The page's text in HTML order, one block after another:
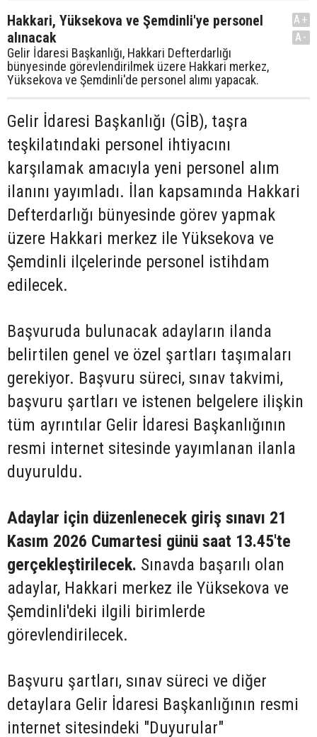
Hakkari, Yüksekova ve Şemdinli'ye personel
alınacak
Gelir İdaresi Başkanlığı, Hakkari Defterdarlığı
bünyesinde görevlendirilmek üzere Hakkari merkez,
Yüksekova ve Şemdinli'de personel alımı yapacak.
A+
A-
Gelir İdaresi Başkanlığı (GİB), taşra
teşkilatındaki personel ihtiyacını
karşılamak amacıyla yeni personel alım
ilanını yayımladı. İlan kapsamında Hakkari
Defterdarlığı bünyesinde görev yapmak
üzere Hakkari merkez ile Yüksekova ve
Şemdinli ilçelerinde personel istihdam
edilecek.
Başvuruda bulunacak adayların ilanda
belirtilen genel ve özel şartları taşımaları
gerekiyor. Başvuru süreci, sınav takvimi,
başvuru şartları ve istenen belgelere ilişkin
tüm ayrıntılar Gelir İdaresi Başkanlığının
resmi internet sitesinde yayımlanan ilanla
duyuruldu.
Adaylar için düzenlenecek giriş sınavı 21
Kasım 2026 Cumartesi günü saat 13.45'te
gerçekleştirilecek. Sınavda başarılı olan
adaylar, Hakkari merkez ile Yüksekova ve
Şemdinli'deki ilgili birimlerde
görevlendirilecek.
Başvuru şartları, sınav süreci ve diğer
detaylara Gelir İdaresi Başkanlığının resmi
internet sitesindeki "Duyurular"